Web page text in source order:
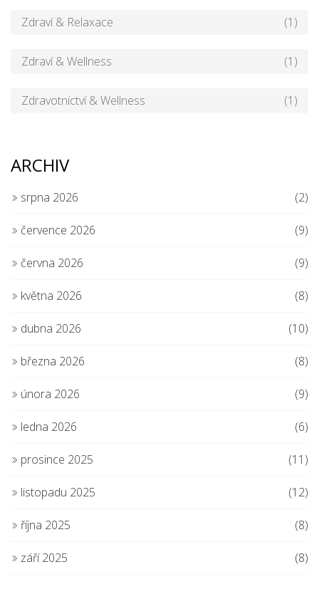
Zdraví & Relaxace (1)
Zdraví & Wellness (1)
Zdravotnictví & Wellness (1)
ARCHIV
srpna 2026 (2)
července 2026 (9)
června 2026 (9)
května 2026 (8)
dubna 2026 (10)
března 2026 (8)
února 2026 (9)
ledna 2026 (6)
prosince 2025 (11)
listopadu 2025 (12)
října 2025 (8)
září 2025 (8)